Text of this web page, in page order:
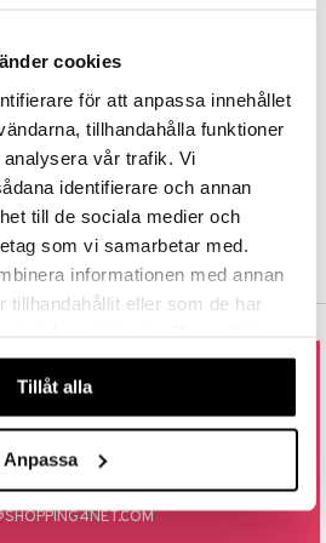
cookies
för att anpassa innehållet
tillhandahålla funktioner
vår trafik. Vi
identifierare och annan
till de sociala medier och
som vi samarbetar med.
informationen med annan
tillhandahållit eller som de har
användande av vår webbplats.
Tillåt alla
Anpassa
grensen for fri frakt ut fra hvilken(e)
LEVERANSER
sendes normalt ut samme dag.
KJØP
direktebetaling og kundekonto.
MAIL TIL OSS
17 091
9.00 - 15.00
12.00 - 13.00